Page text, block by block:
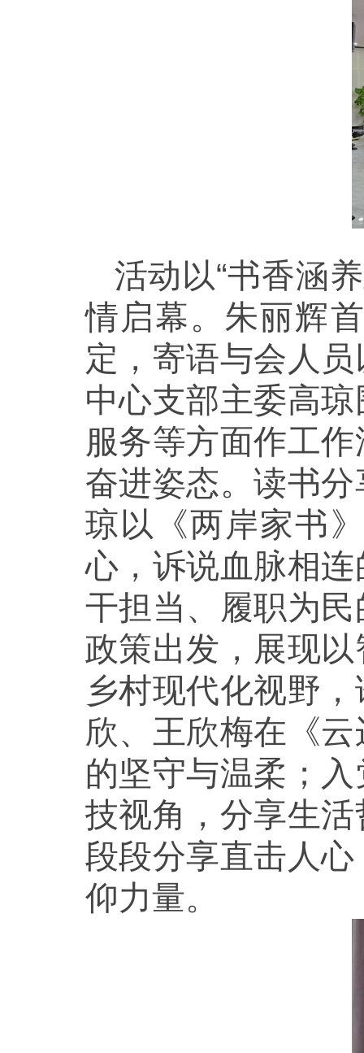
活动以“书香涵
情启幕。朱丽辉
定，寄语与会人
中心支部主委高
服务等方面作工
奋进姿态。读书
琼以《两岸家书
心，诉说血脉相
干担当、履职为
政策出发，展现
乡村现代化视野
欣、王欣梅在《
的坚守与温柔；
技视角，分享生
段段分享直击人
仰力量。